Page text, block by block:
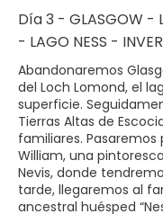
Día 3 - GLASGOW -
- LAGO NESS -
Abandonaremos
del Loch Lomond, el
superficie.
Tierras Altas de
familiares.
William, una
Nevis, donde
tarde, llegaremos al
ancestral huésped